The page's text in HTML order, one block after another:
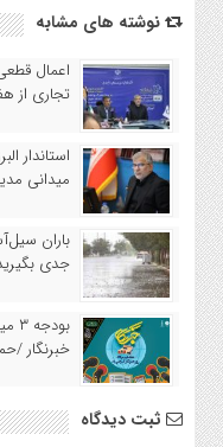
نوشته های مشابه
اعمال
تجاری از
استاندار
میدانی
باران
جدی
خبرنگار /
ثبت دیدگاه